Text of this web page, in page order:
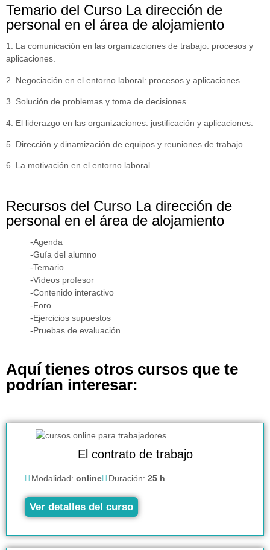
Temario del Curso La dirección de
personal en el área de alojamiento
1. La comunicación en las organizaciones de trabajo: procesos y
aplicaciones.
2. Negociación en el entorno laboral: procesos y aplicaciones
3. Solución de problemas y toma de decisiones.
4. El liderazgo en las organizaciones: justificación y aplicaciones.
5. Dirección y dinamización de equipos y reuniones de trabajo.
6. La motivación en el entorno laboral.
Recursos del Curso La dirección de
personal en el área de alojamiento
-Agenda
-Guía del alumno
-Temario
-Vídeos profesor
-Contenido interactivo
-Foro
-Ejercicios supuestos
-Pruebas de evaluación
Aquí tienes otros cursos que te
podrían interesar:
El contrato de trabajo
Modalidad: online Duración: 25 h
Ver detalles del curso